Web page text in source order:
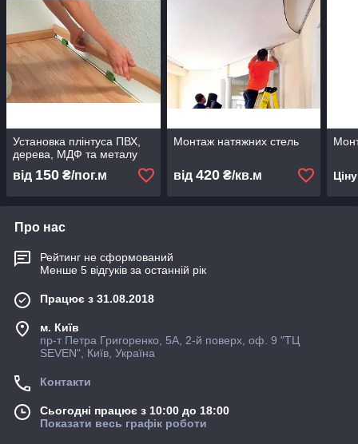
Установка плінтуса ПВХ,
дерева, МДФ та металу
від 150 ₴/пог.м
Монтаж натяжних стель
від 420₴/кв.м
Про нас
Рейтинг не сформований
Менше 5 відгуків за останній рік
Працює з 31.08.2018
м. Київ
пр-т Петра Григоренко, 5А, 2-й поверх, оф. 9 "ТЦ
SEVEN", Київ, Україна
Контакти
Сьогодні працює з 10:00 до 18:00
Показати весь графік роботи